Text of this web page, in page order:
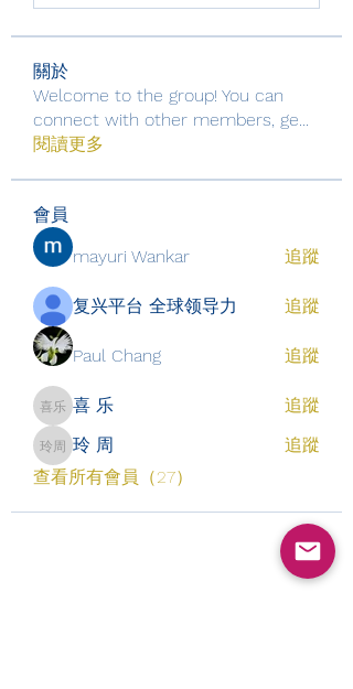
關於
Welcome to the group! You can
connect with other members, ge...
閱讀更多
會員
mayuri Wankar
追蹤
复兴平台 全球领导力 追蹤
Paul Chang 追蹤
喜 乐喜 乐 追蹤
玲 周玲 周
追蹤
查看所有會員（27）